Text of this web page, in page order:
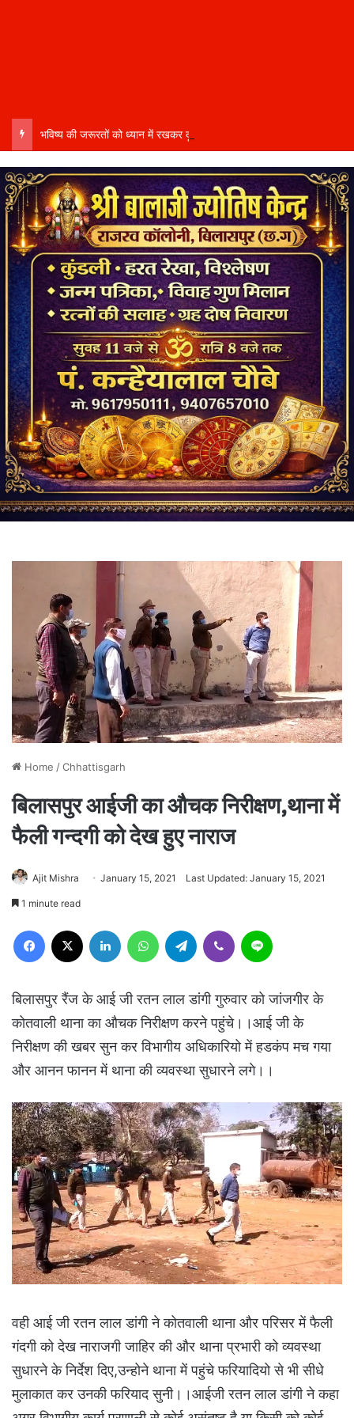
Home /Chhattisgarh
बिलासपुर आईजी का औचक निरीक्षण,थाना में
फैली गन्दगी को देख हुए नाराज
Ajit Mishra January 15, 2021 Last Updated: January 15, 2021
1 minute read
Facebook LinkedIn WhatsAppTelegram Viber
बिलासपुर रैंज के आई जी रतन लाल डांगी गुरुवार को जांजगीर के
कोतवाली थाना का औचक निरीक्षण करने पहुंचे।।आई जी के
निरीक्षण की खबर सुन कर विभागीय अधिकारियो में हडकंप मच गया
और आनन फानन में थाना की व्यवस्था सुधारने लगे।।
वही आई जी रतन लाल डांगी ने कोतवाली थाना और परिसर में फैली
गंदगी को देख नाराजगी जाहिर की और थाना प्रभारी को व्यवस्था
सुधारने के निर्देश दिए,उन्होने थाना में पहुंचे फरियादियो से भी सीधे
मुलाकात कर उनकी फरियाद सुनी।।आईजी रतन लाल डांगी ने कहा